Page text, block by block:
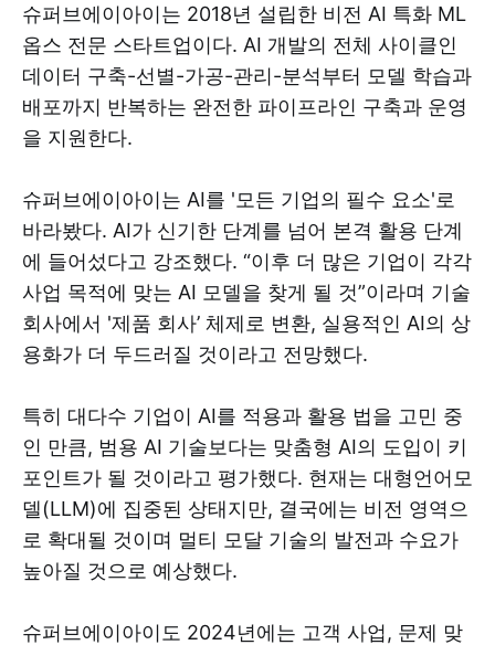
슈퍼브에이아이는 2018년 설립한 비전 AI 특화 ML
옵스 전문 스타트업이다. AI 개발의 전체 사이클인
데이터 구축-선별-가공-관리-분석부터 모델 학습과
배포까지 반복하는 완전한 파이프라인 구축과 운영
을 지원한다.
슈퍼브에이아이는 AI를 '모든 기업의 필수 요소'로
바라봤다. AI가 신기한 단계를 넘어 본격 활용 단계
에 들어섰다고 강조했다. “이후 더 많은 기업이 각각
사업 목적에 맞는 AI 모델을 찾게 될 것”이라며 기술
회사에서 '제품 회사’ 체제로 변환, 실용적인 AI의 상
용화가 더 두드러질 것이라고 전망했다.
특히 대다수 기업이 AI를 적용과 활용 법을 고민 중
인 만큼, 범용 AI 기술보다는 맞춤형 AI의 도입이 키
포인트가 될 것이라고 평가했다. 현재는 대형언어모
델(LLM)에 집중된 상태지만, 결국에는 비전 영역으
로 확대될 것이며 멀티 모달 기술의 발전과 수요가
높아질 것으로 예상했다.
슈퍼브에이아이도 2024년에는 고객 사업, 문제 맞